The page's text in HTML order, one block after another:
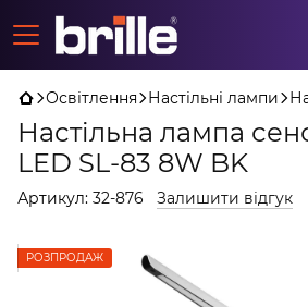
Освітлення Настільні лампи
Настільна лампа
LED SL-83 8W BK
Артикул: 32-876 Залишити відгук
РОЗПРОДАЖ